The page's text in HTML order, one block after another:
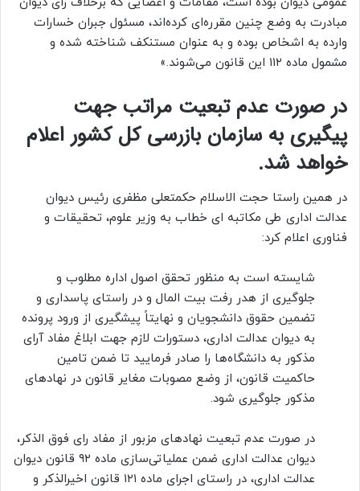
مبادرت به وضع چنین مقرره‌ای کرده‌اند، مسئول جبران خسارات
وارده به اشخاص بوده و به عنوان مستنکف شناخته شده و
مشمول ماده ۱۱۲ این قانون می‌شوند.»
در صورت عدم تبعیت مراتب جهت
پیگیری به سازمان بازرسی کل کشور اعلام
خواهد شد.
در همین راستا حجت الاسلام حکمتعلی مظفری رئیس دیوان
عدالت اداری طی مکاتبه ای خطاب به وزیر علوم، تحقیقات و
فناوری اعلام کرد:
شایسته است به منظور تحقق اصول اداره مطلوب و
جلوگیری از هدر رفت بیت المال و در راستای پاسداری و
تضمین حقوق دانشجویان و نهایتاً پیشگیری از ورود پرونده
به دیوان عدالت اداری، دستورات لازم جهت ابلاغ مفاد آرای
مذکور به دانشگاه‌ها را صادر فرمایید تا ضمن تامین
حاکمیت قانون، از وضع مصوبات مغایر قانون در نهادهای
مذکور جلوگیری شود.
در صورت عدم تبعیت نهادهای مزبور از مفاد رای فوق الذکر،
دیوان عدالت اداری ضمن عملیاتی‌سازی ماده ۹۲ قانون دیوان
عدالت اداری، در راستای اجرای ماده ۱۲۱ قانون اخیرالذکر و